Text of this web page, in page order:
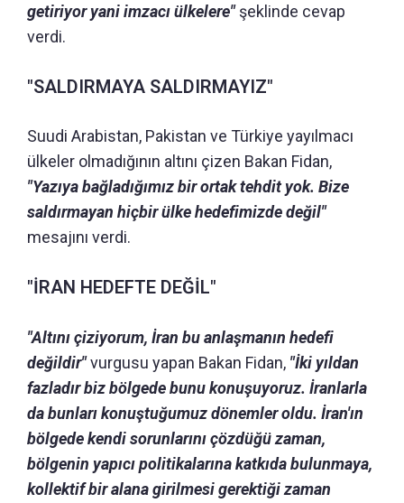
getiriyor yani imzacı ülkelere"şeklinde cevap
verdi.
"SALDIRMAYA SALDIRMAYIZ"
Suudi Arabistan, Pakistan ve Türkiye yayılmacı
ülkeler olmadığının altını çizen Bakan Fidan,
"Yazıya bağladığımız bir ortak tehdit yok. Bize
saldırmayan hiçbir ülke hedefimizde değil"
mesajını verdi.
"İRAN HEDEFTE DEĞİL"
"Altını çiziyorum, İran bu anlaşmanın hedefi
değildir"vurgusu yapan Bakan Fidan, "İki yıldan
fazladır biz bölgede bunu konuşuyoruz. İranlarla
da bunları konuştuğumuz dönemler oldu. İran'ın
bölgede kendi sorunlarını çözdüğü zaman,
bölgenin yapıcı politikalarına katkıda bulunmaya,
kollektif bir alana girilmesi gerektiği zaman